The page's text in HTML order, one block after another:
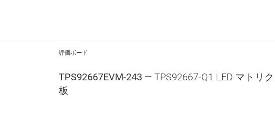
評価ボード
TPS92667EVM-243 — TPS92667-Q1 LED マトリ
板